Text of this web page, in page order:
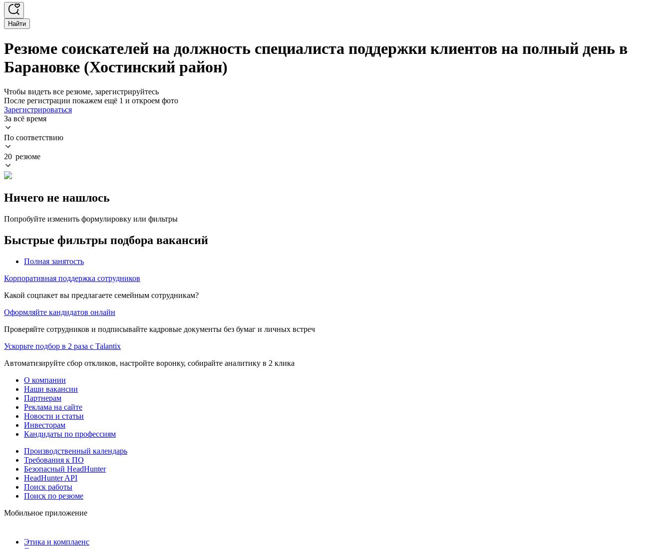
Найти
Резюме соискателей на должность специалиста поддержки клиентов на полный день в
Барановке (Хостинский район)
Чтобы видеть все резюме, зарегистрируйтесь
После регистрации покажем ещё 1 и откроем фото
Зарегистрироваться
За всё время
По соответствию
20 резюме
Ничего не нашлось
Попробуйте изменить формулировку или фильтры
Быстрые фильтры подбора вакансий
Полная занятость
Корпоративная поддержка сотрудников
Какой соцпакет вы предлагаете семейным сотрудникам?
Оформляйте кандидатов онлайн
Проверяйте сотрудников и подписывайте кадровые документы без бумаг и личных встреч
Ускорьте подбор в 2 раза с Talantix
Автоматизируйте сбор откликов, настройте воронку, собирайте аналитику в 2 клика
О компании
Наши вакансии
Партнерам
Реклама на сайте
Новости и статьи
Инвесторам
Кандидаты по профессиям
Производственный календарь
Требования к ПО
Безопасный HeadHunter
HeadHunter API
Поиск работы
Поиск по резюме
Мобильное приложение
Этика и комплаенс